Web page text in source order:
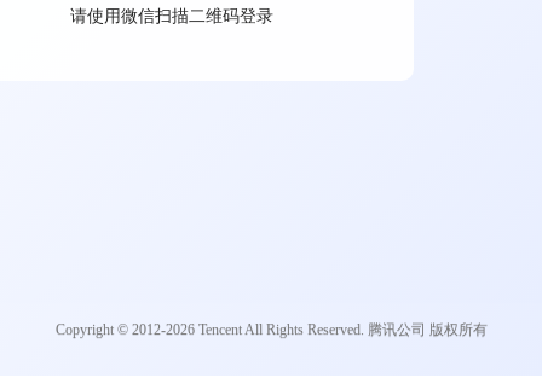
请使用微信扫描二维码登录
Copyright © 2012-2026 Tencent All Rights Reserved. 腾讯公司 版权所有